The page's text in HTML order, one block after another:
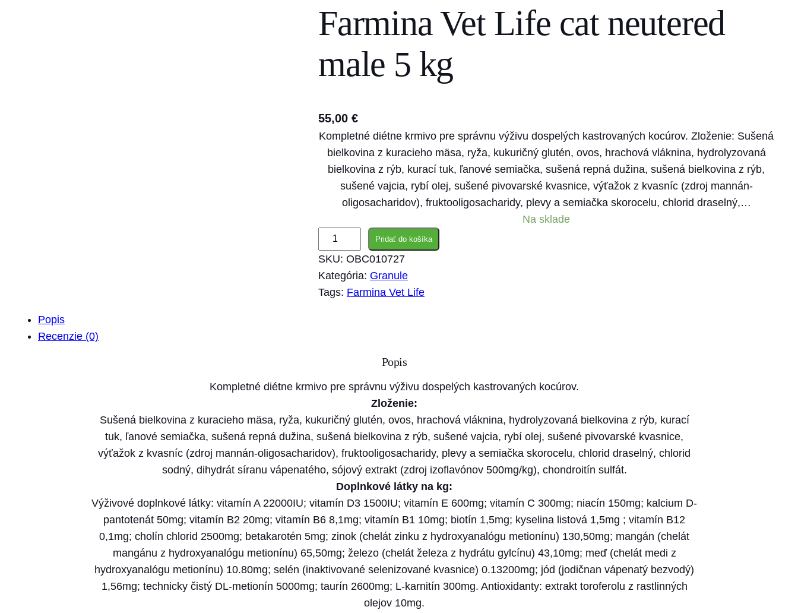
s
e
Farmina Vet Life cat neutered
male 5 kg
55,00 €
Kompletné diétne krmivo pre správnu výživu dospelých kastrovaných kocúrov. Zloženie: Sušená
bielkovina z kuracieho mäsa, ryža, kukuričný glutén, ovos, hrachová vláknina, hydrolyzovaná
bielkovina z rýb, kurací tuk, ľanové semiačka, sušená repná dužina, sušená bielkovina z rýb,
sušené vajcia, rybí olej, sušené pivovarské kvasnice, výťažok z kvasníc (zdroj mannán-
oligosacharidov), fruktooligosacharidy, plevy a semiačka skorocelu, chlorid draselný,…
Na sklade
n
a
m
i
n
a
e
t
L
i
f
e
Pridať do košíka
SKU: OBC010727
Kategória: Granule
Tags: Farmina Vet Life
Popis
Recenzie (0)
Popis
Kompletné diétne krmivo pre správnu výživu dospelých kastrovaných kocúrov.
Zloženie:
Sušená bielkovina z kuracieho mäsa, ryža, kukuričný glutén, ovos, hrachová vláknina, hydrolyzovaná bielkovina z rýb, kurací
tuk, ľanové semiačka, sušená repná dužina, sušená bielkovina z rýb, sušené vajcia, rybí olej, sušené pivovarské kvasnice,
výťažok z kvasníc (zdroj mannán-oligosacharidov), fruktooligosacharidy, plevy a semiačka skorocelu, chlorid draselný, chlorid
sodný, dihydrát síranu vápenatého, sójový extrakt (zdroj izoflavónov 500mg/kg), chondroitín sulfát.
Doplnkové látky na kg:
Výživové doplnkové látky: vitamín A 22000IU; vitamín D3 1500IU; vitamín E 600mg; vitamín C 300mg; niacín 150mg; kalcium D-
pantotenát 50mg; vitamín B2 20mg; vitamín B6 8,1mg; vitamín B1 10mg; biotín 1,5mg; kyselina listová 1,5mg ; vitamín B12
0,1mg; cholín chlorid 2500mg; betakarotén 5mg; zinok (chelát zinku z hydroxyanalógu metionínu) 130,50mg; mangán (chelát
mangánu z hydroxyanalógu metionínu) 65,50mg; železo (chelát železa z hydrátu gylcínu) 43,10mg; meď (chelát medi z
hydroxyanalógu metionínu) 10.80mg; selén (inaktivované selenizované kvasnice) 0.13200mg; jód (jodičnan vápenatý bezvodý)
1,56mg; technicky čistý DL-metionín 5000mg; taurín 2600mg; L-karnitín 300mg. Antioxidanty: extrakt toroferolu z rastlinných
olejov 10mg.